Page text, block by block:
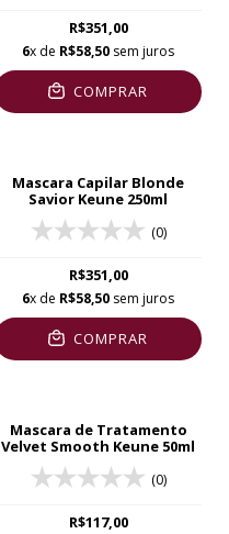
R$351,00
6x de R$58,50 sem juros
COMPRAR
Mascara Capilar Blonde
Savior Keune 250ml
(0)
R$351,00
6x de R$58,50 sem juros
COMPRAR
Mascara de Tratamento
Velvet Smooth Keune 50ml
(0)
R$117,00